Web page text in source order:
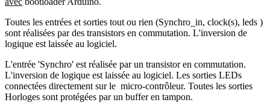
Toutes les entrées et sorties tout ou rien (Synchro_in, clock(s), leds )
sont réalisées par des transistors en commutation. L'inversion de
logique est laissée au logiciel.
L'entrée 'Synchro' est réalisée par un transistor en commutation.
L'inversion de logique est laissée au logiciel. Les sorties LEDs
connectées directement sur le micro-contrôleur. Toutes les sorties
Horloges sont protégées par un buffer en tampon.